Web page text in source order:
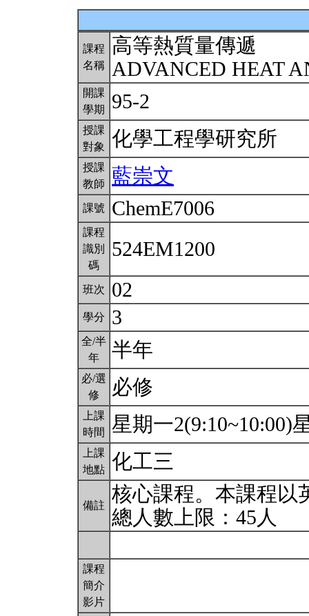
課程
名稱
高等熱質量傳遞
ADVANCED HEAT
開課
學期
95-2
授課
對象
化學工程學研究所
授課
教師
藍崇文
課號 ChemE7006
課程
識別
碼
524EM1200
班次 02
學分 3
全/半
年
半年
必/選
修
必修
上課
時間
星期一2(9:10~10:00)
上課
地點 化工三
備註
核心課程。本課程以
總人數上限：45人
課程
簡介
影片